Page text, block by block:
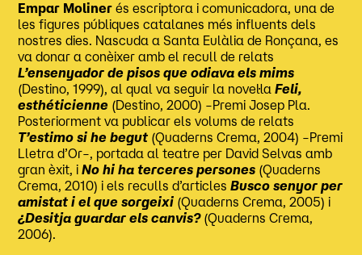
Empar Moliner és escriptora i comunicadora, una de
les figures públiques catalanes més influents dels
nostres dies. Nascuda a Santa Eulàlia de Ronçana, es
va donar a conèixer amb el recull de relats
L’ensenyador de pisos que odiava els mims
(Destino, 1999), al qual va seguir la novel·laFeli,
esthéticienne (Destino, 2000) –Premi Josep Pla.
Posteriorment va publicar els volums de relats
T’estimo si he begut (Quaderns Crema, 2004) –Premi
Lletra d’Or–, portada al teatre per David Selvas amb
gran èxit, iNo hi ha terceres persones (Quaderns
Crema, 2010) i els reculls d’articlesBusco senyor per
amistat i el que sorgeixi (Quaderns Crema, 2005) i
¿Desitja guardar els canvis?(Quaderns Crema,
2006).